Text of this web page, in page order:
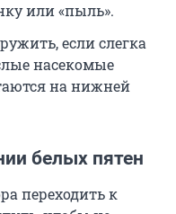
или «пыль».
если слегка
насекомые
на нижней
белых пятен
переходить к